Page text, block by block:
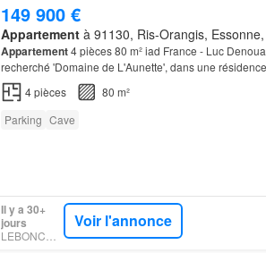
149 900 €
Appartementà 91130, Ris-Orangis,
Appartement4 pièces 80 m² iad France - Luc
recherché 'Domaine de L'Aunette', dans une
entretenue, venez découvrir ce très bel
4pièces
80 m²
Parking Cave
Il y a 30+
jours
Voir l'annonce